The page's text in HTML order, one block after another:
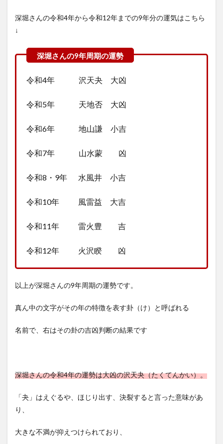
深堀さんの令和4年から令和12年までの9年分の運気はこちら
↓
令和4年 沢天夬 大凶
令和5年 天地否 大凶
令和6年 地山謙 小吉
令和7年 山水蒙 凶
令和8・9年 水風井 小吉
令和10年 風雷益 大吉
令和11年 雷火豊 吉
令和12年 火沢睽 凶
以上が深堀さんの9年周期の運勢です。
真ん中の文字がその年の特徴を表す卦（け）と呼ばれる
名前で、右はその卦の吉凶判断の結果です
深堀さんの令和4年の運勢は大凶の沢天夬（たくてんかい）。
「夬」はえぐるや、ほじり出す、決裂すると言った意味があ
り、
大きな不満が抑えつけられており、